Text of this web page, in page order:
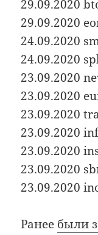
29.09.2020
29.09.2020
24.09.2020
24.09.2020
23.09.2020
23.09.2020
23.09.2020
23.09.2020
23.09.2020
23.09.2020
23.09.2020
Ранее были